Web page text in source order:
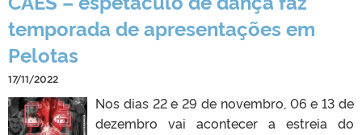
temporada de apresentações em
Pelotas
17/11/2022
Nos dias 22 e 29 de novembro, 06 e 13 de
dezembro vai acontecer a estreia do